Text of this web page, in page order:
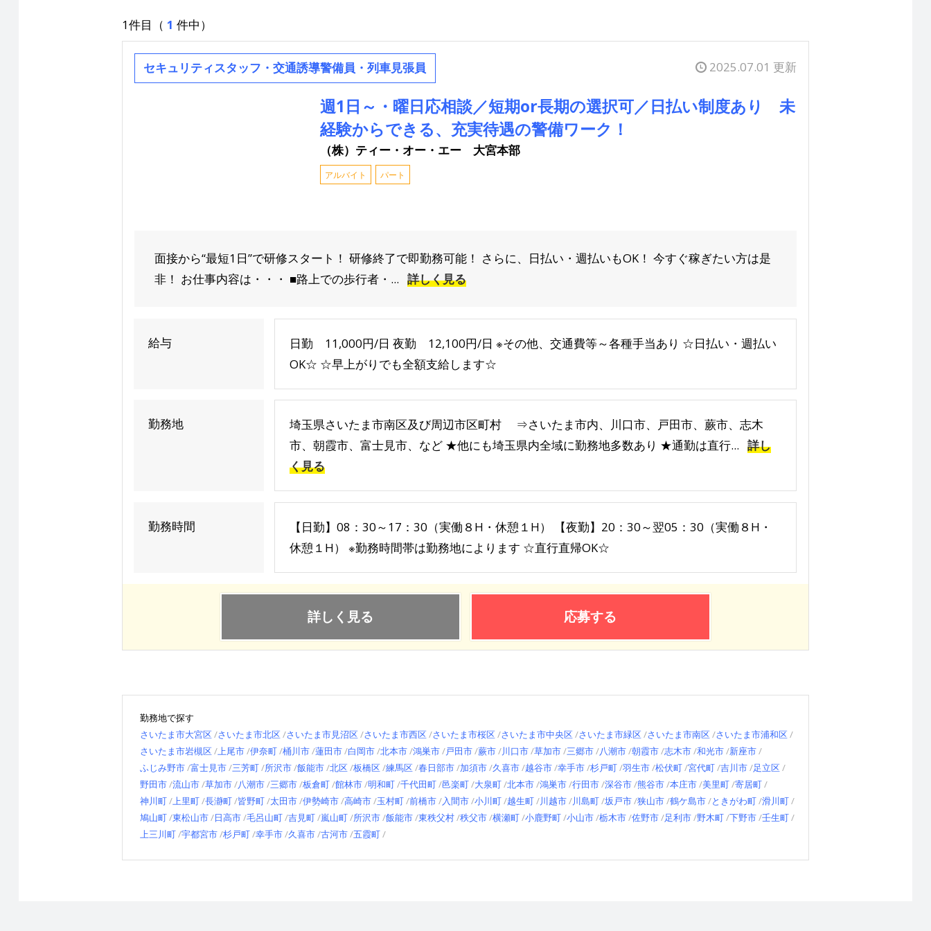
1件目（ 1 件中）
セキュリティスタッフ・交通誘導警備員・列車見張員 2025.07.01 更新
週1日～・曜日応相談／短期or長期の選択可／日払い制度あり 未
経験からできる、充実待遇の警備ワーク！
（株）ティー・オー・エー 大宮本部
アルバイト パート
面接から“最短1日”で研修スタート！ 研修終了で即勤務可能！ さらに、日払い・週払いもOK！ 今すぐ稼ぎたい方は是
非！ お仕事内容は・・・ ■路上での歩行者・... 詳しく見る
給与
日勤 11,000円/日 夜勤 12,100円/日 ※その他、交通費等～各種手当あり ☆日払い・週払い
OK☆ ☆早上がりでも全額支給します☆
勤務地
埼玉県さいたま市南区及び周辺市区町村 ⇒さいたま市内、川口市、戸田市、蕨市、志木
市、朝霞市、富士見市、など ★他にも埼玉県内全域に勤務地多数あり ★通勤は直行... 詳し
く見る
勤務時間
【日勤】08：30～17：30（実働８H・休憩１H） 【夜勤】20：30～翌05：30（実働８H・
休憩１H） ※勤務時間帯は勤務地によります ☆直行直帰OK☆
詳しく見る 応募する
勤務地で探す
さいたま市大宮区 さいたま市北区 さいたま市見沼区 さいたま市西区 さいたま市桜区 さいたま市中央区 さいたま市緑区 さいたま市南区 さいたま市浦和区
さいたま市岩槻区 上尾市 伊奈町 桶川市 蓮田市 白岡市 北本市 鴻巣市 戸田市 蕨市 川口市 草加市 三郷市 八潮市 朝霞市 志木市 和光市 新座市
ふじみ野市 富士見市 三芳町 所沢市 飯能市 北区 板橋区 練馬区 春日部市 加須市 久喜市 越谷市 幸手市 杉戸町 羽生市 松伏町 宮代町 吉川市 足立区
野田市 流山市 草加市 八潮市 三郷市 板倉町 館林市 明和町 千代田町 邑楽町 大泉町 北本市 鴻巣市 行田市 深谷市 熊谷市 本庄市 美里町 寄居町
神川町 上里町 長瀞町 皆野町 太田市 伊勢崎市 高崎市 玉村町 前橋市 入間市 小川町 越生町 川越市 川島町 坂戸市 狭山市 鶴ケ島市 ときがわ町 滑川町
鳩山町 東松山市 日高市 毛呂山町 吉見町 嵐山町 所沢市 飯能市 東秩父村 秩父市 横瀬町 小鹿野町 小山市 栃木市 佐野市 足利市 野木町 下野市 壬生町
上三川町 宇都宮市 杉戸町 幸手市 久喜市 古河市 五霞町